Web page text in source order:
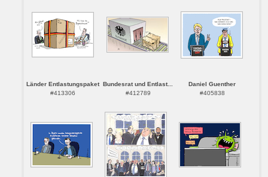
Länder Entlastungspaket
#413306
Bundesrat und Entlast...
#412789
Daniel Guenther
#405838